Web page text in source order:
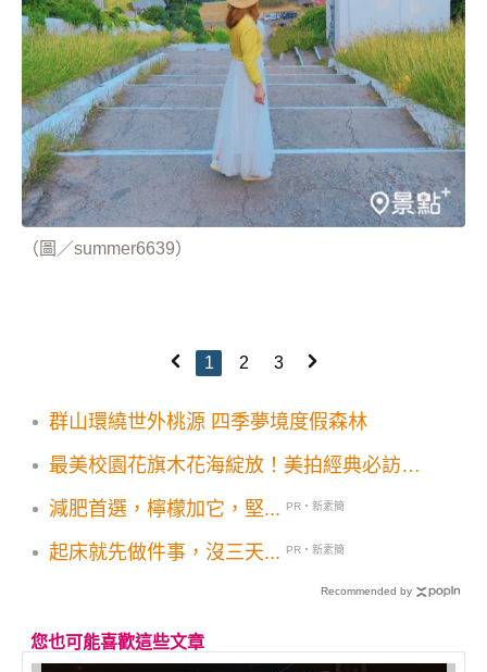
（圖／summer6639）
1 2 3
群山環繞世外桃源 四季夢境度假森林
最美校園花旗木花海綻放！美拍經典必訪花
減肥首選，檸檬加它，堅...
PR・新素簡
起床就先做件事，沒三天... PR・新素簡
Recommended by
您也可能喜歡這些文章